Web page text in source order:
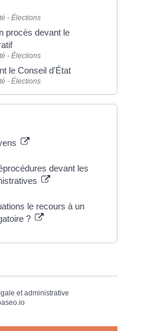
- Élections
procès devant le
- Élections
le Conseil d'État
- Élections
devant les
le recours à un
?
et administrative